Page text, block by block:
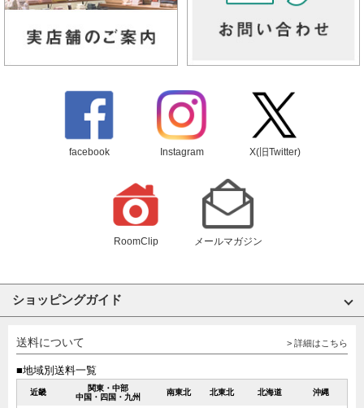
facebook Instagram X(旧Twitter)
RoomClip メールマガジン
ショッピングガイド
送料について > 詳細はこちら
■地域別送料一覧
近畿
関東・中部
中国・四国・九州
南東北 北東北 北海道 沖縄